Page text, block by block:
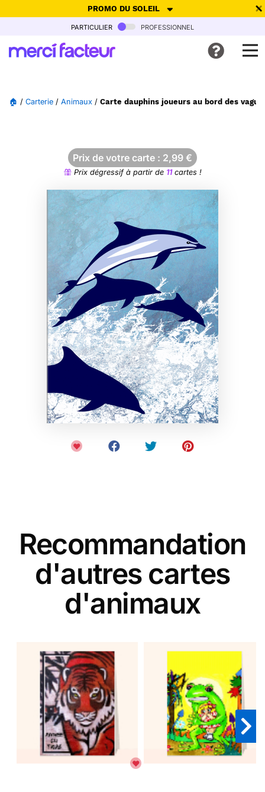
PROMO DU SOLEIL
-30% de réduction avec le code SUMMER26pour envoyer des
Ne plus afficher
particulier professionnel
🏠 / Carterie / Animaux / Carte dauphins joueurs au bord des
Prix de votre carte : 2,99 €
Prix dégressif à partir de 11cartes !
Recommandation
d'autres cartes
d'animaux